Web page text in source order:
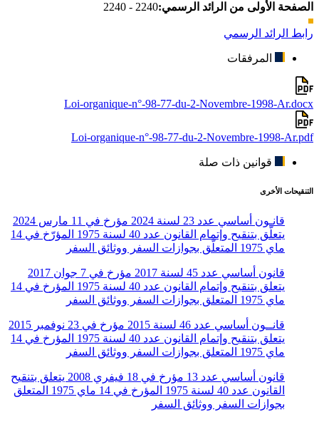
الصفحة الأولى من الرائد الرسمي:2240 - 2240
رابط الرائد الرسمي
المرفقات
Loi-organique-n°-98-77-du-2-Novembre-1998-Ar.docx
Loi-organique-n°-98-77-du-2-Novembre-1998-Ar.pdf
قوانين ذات صلة
التنقيحات الأخرى
قانـون أساسي عدد 23 لسنة 2024 مؤرخ في 11 مارس 2024
يتعلّق بتنقيح وإتمام القانون عدد 40 لسنة 1975 المؤرّخ في 14
ماي 1975 المتعلّق بجوازات السفر ووثائق السفر
قانون أساسي عدد 45 لسنة 2017 مؤرخ في 7 جوان 2017
يتعلق بتنقيح وإتمام القانون عدد 40 لسنة 1975 المؤرخ في 14
ماي 1975 المتعلق بجوازات السفر ووثائق السفر
قانــون أساسي عدد 46 لسنة 2015 مؤرخ في 23 نوفمبر 2015
يتعلق بتنقيح وإتمام القانون عدد 40 لسنة 1975 المؤرخ في 14
ماي 1975 المتعلق بجوازات السفر ووثائق السفر
قانون أساسي عدد 13 مؤرخ في 18 فيفري 2008 يتعلق بتنقيح
القانون عدد 40 لسنة 1975 المؤرخ في 14 ماي 1975 المتعلق
بجوازات السفر ووثائق السفر